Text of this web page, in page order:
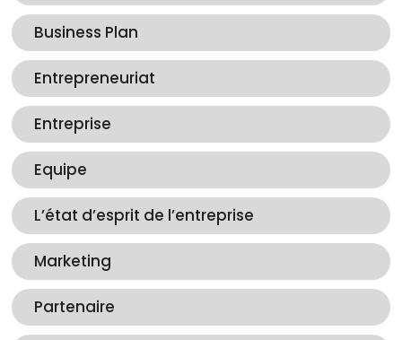
Business Plan
Entrepreneuriat
Entreprise
Equipe
L’état d’esprit de l’entreprise
Marketing
Partenaire